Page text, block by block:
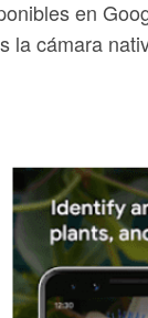
en
la cámara